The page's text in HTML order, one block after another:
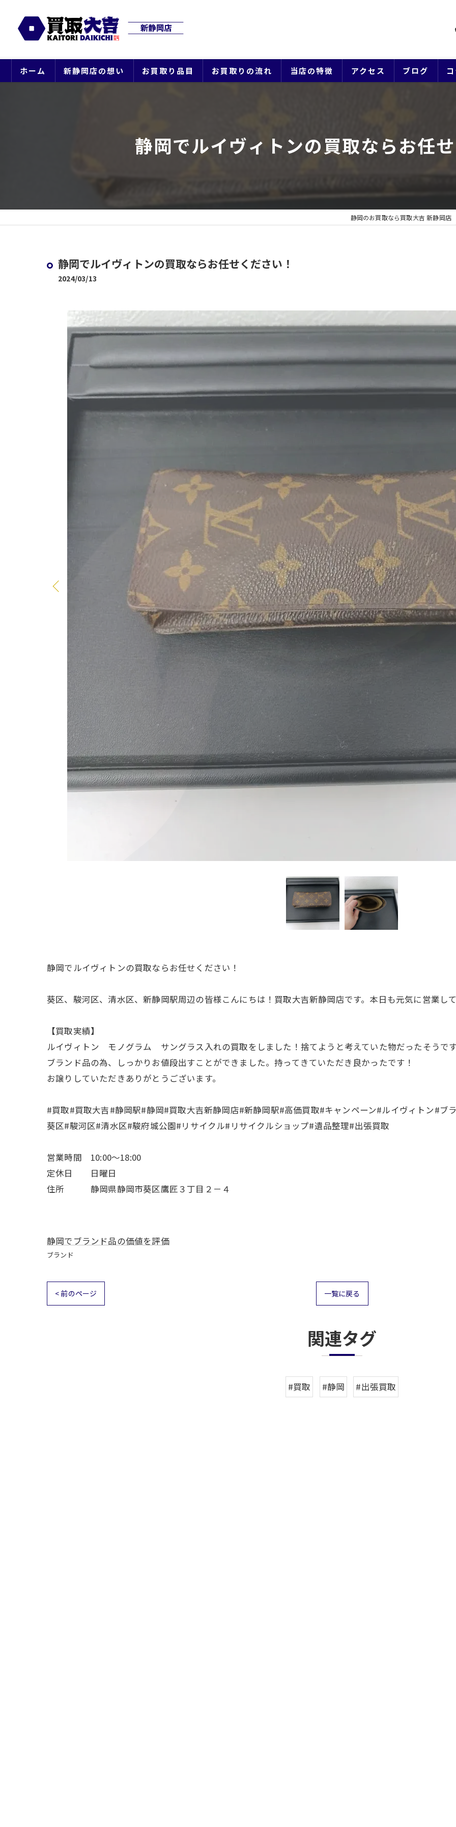
ホーム 新静岡店の想い お買取り品目 お買取りの流れ 当店の特徴
ジュエリー
生前整理
アクセス ブログ
静岡でルイヴィトンの買取ならお任せ
静岡のお買取なら買取大吉 新静岡店
静岡でルイヴィトンの買取ならお任せください！
2024/03/13
静岡でルイヴィトンの買取ならお任せください！
葵区、駿河区、清水区、新静岡駅周辺の皆様こんにちは！買取大吉新静岡店です。本日も元気に営業して
【買取実績】
ルイヴィトン モノグラム サングラス入れの買取をしました！捨てようと考えていた物だったそうです
ブランド品の為、しっかりお値段出すことができました。持ってきていただき良かったです！
お譲りしていただきありがとうございます。
#買取#買取大吉#静岡駅#静岡#買取大吉新静岡店#新静岡駅#高価買取#キャンペーン#ルイヴィトン#ブ
葵区#駿河区#清水区#駿府城公園#リサイクル#リサイクルショップ#遺品整理#出張買取
営業時間 10:00～18:00
定休日 日曜日
住所 静岡県静岡市葵区鷹匠３丁目２－４
静岡でブランド品の価値を評価
ブランド
< 前のページ 一覧に戻る
関連タグ
#買取 #静岡 #出張買取